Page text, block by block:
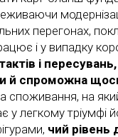
перегонах,
і у випадку
і
й спроможна
споживання, на
у легкому тріумфі
чий рівень